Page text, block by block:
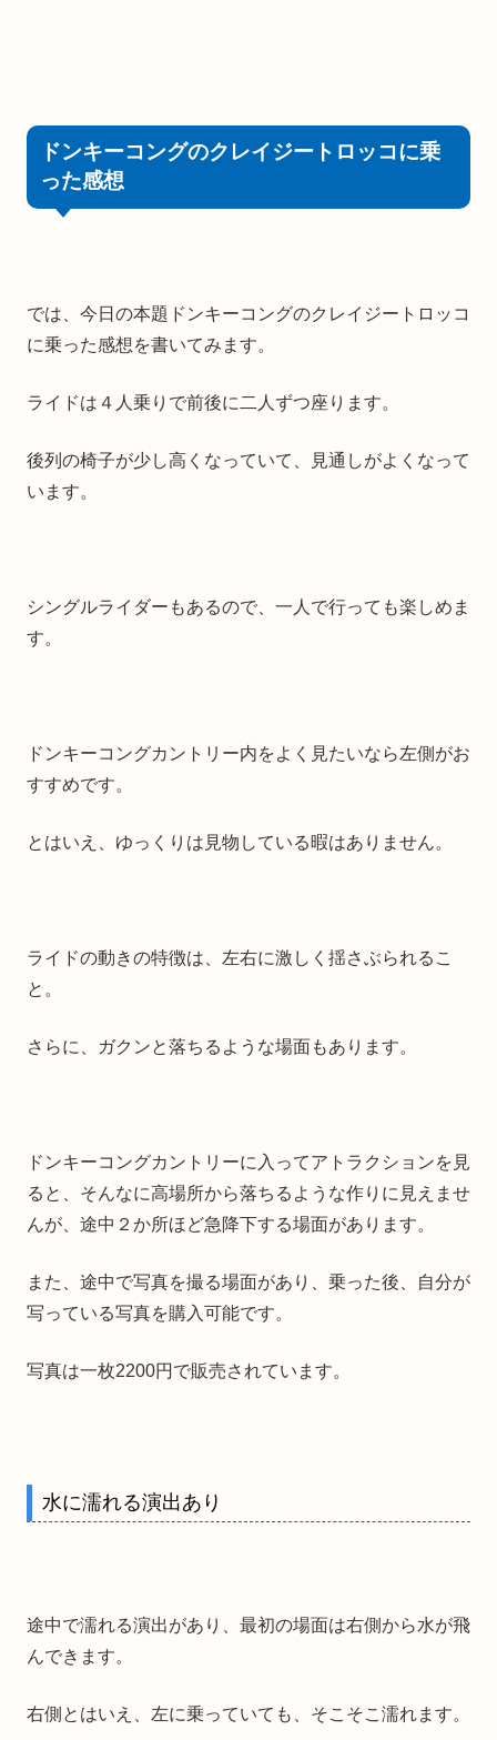
ドンキーコングのクレイジートロッコに乗
った感想
では、今日の本題ドンキーコングのクレイジートロッコ
に乗った感想を書いてみます。
ライドは４人乗りで前後に二人ずつ座ります。
後列の椅子が少し高くなっていて、見通しがよくなって
います。
シングルライダーもあるので、一人で行っても楽しめま
す。
ドンキーコングカントリー内をよく見たいなら左側がお
すすめです。
とはいえ、ゆっくりは見物している暇はありません。
ライドの動きの特徴は、左右に激しく揺さぶられるこ
と。
さらに、ガクンと落ちるような場面もあります。
ドンキーコングカントリーに入ってアトラクションを見
ると、そんなに高場所から落ちるような作りに見えませ
んが、途中２か所ほど急降下する場面があります。
また、途中で写真を撮る場面があり、乗った後、自分が
写っている写真を購入可能です。
写真は一枚2200円で販売されています。
水に濡れる演出あり
途中で濡れる演出があり、最初の場面は右側から水が飛
んできます。
右側とはいえ、左に乗っていても、そこそこ濡れます。